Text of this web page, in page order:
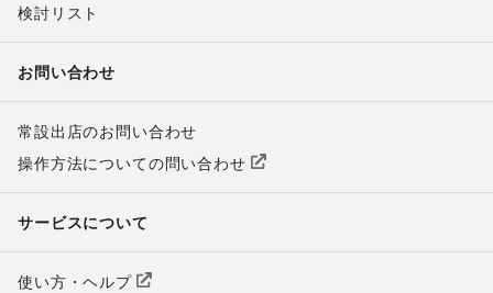
検討リスト
お問い合わせ
常設出店のお問い合わせ
操作方法についての問い合わせ
サービスについて
使い方・ヘルプ